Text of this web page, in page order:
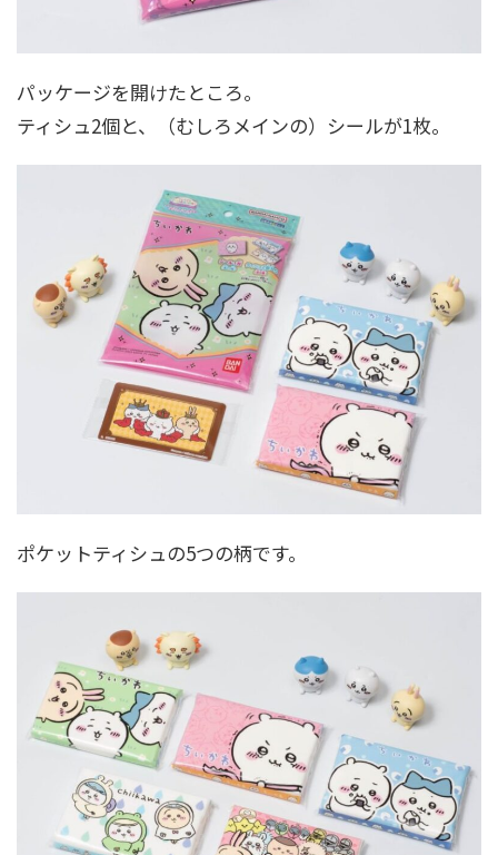
パッケージを開けたところ。
ティシュ2個と、（むしろメインの）シールが1枚。
ポケットティシュの5つの柄です。